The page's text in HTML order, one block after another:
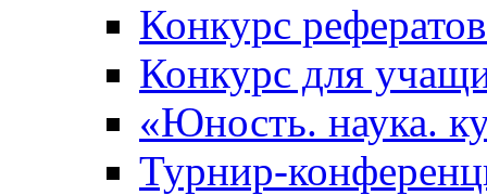
Конкурс
Конкурс для
«Юность. наука.
Турнир-